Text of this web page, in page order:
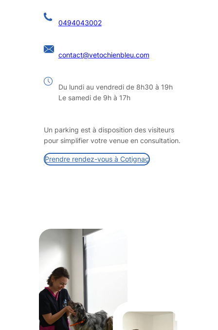
0494043002
contact@vetochienbleu.com
Du lundi au vendredi de 8h30 à 19h
Le samedi de 9h à 17h
Un parking est à disposition des visiteurs
pour simplifier votre venue en consultation.
Prendre rendez-vous à Cotignac